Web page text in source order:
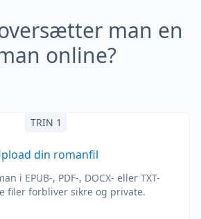
man en
online?
TRIN 1
din romanfil
i EPUB-, PDF-, DOCX- eller TXT-
filer forbliver sikre og private.